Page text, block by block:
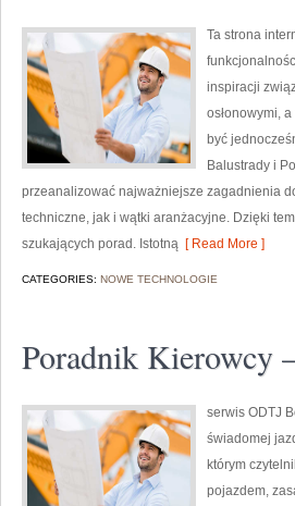
Ta strona
inspiracji
osłonowymi,
być
Balustrady i
przeanalizować najważniejsze zagadnienia
techniczne, jak i wątki aranżacyjne. Dzięki
szukających porad. Istotną [ Read More ]
CATEGORIES: NOWE TECHNOLOGIE
Poradnik Kierowcy
serwis ODTJ
świadomej
którym
pojazdem,